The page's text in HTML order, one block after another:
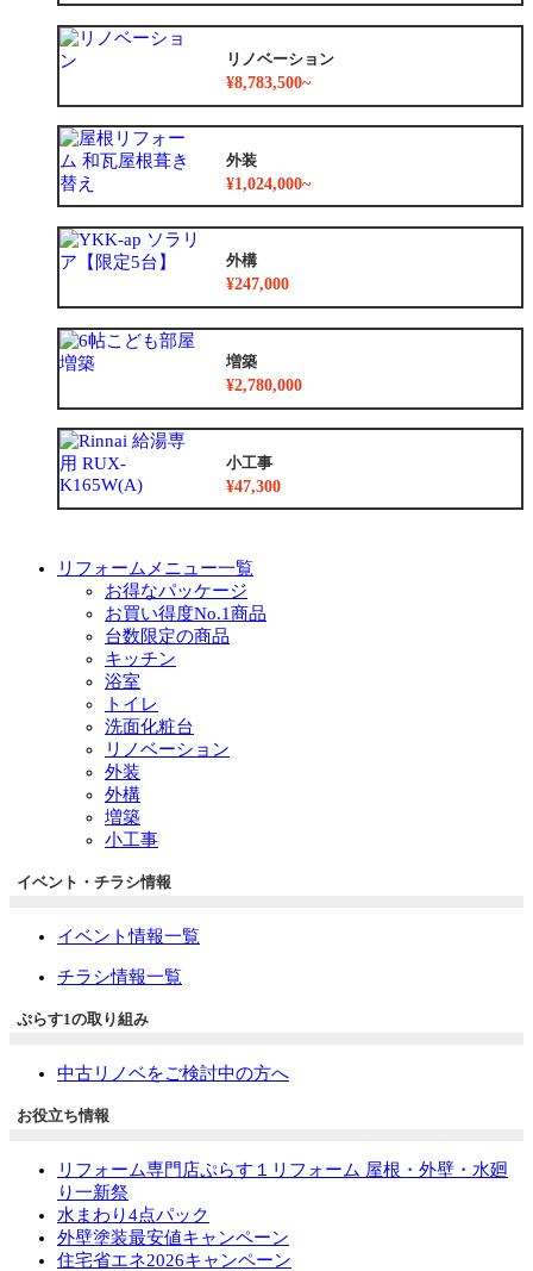
リノベーション
¥8,783,500~
外装
¥1,024,000~
外構
¥247,000
増築
¥2,780,000
小工事
¥47,300
リフォームメニュー一覧
お得なパッケージ
お買い得度No.1商品
台数限定の商品
キッチン
浴室
トイレ
洗面化粧台
リノベーション
外装
外構
増築
小工事
イベント・チラシ情報
イベント情報一覧
チラシ情報一覧
ぷらす1の取り組み
中古リノベをご検討中の方へ
お役立ち情報
リフォーム専門店ぷらす１リフォーム 屋根・外壁・水廻
り一新祭
水まわり4点パック
外壁塗装最安値キャンペーン
住宅省エネ2026キャンペーン